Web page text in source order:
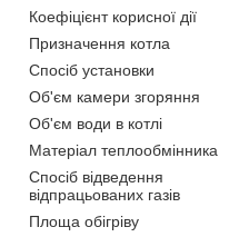
Коефіцієнт корисної дії
Призначення котла
Спосіб установки
Об'єм камери згоряння
Об'єм води в котлі
Матеріал теплообмінника
Спосіб відведення
відпрацьованих газів
Площа обігріву